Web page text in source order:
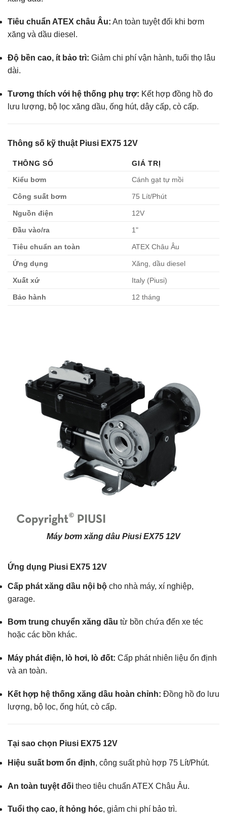
Tiêu chuẩn ATEX châu Âu: An toàn tuyệt đối khi bơm
xăng và dầu diesel.
Độ bền cao, ít bảo trì: Giảm chi phí vận hành, tuổi thọ lâu
dài.
Tương thích với hệ thống phụ trợ: Kết hợp đồng hồ đo
lưu lượng, bộ lọc xăng dầu, ống hút, dây cấp, cò cấp.
Thông số kỹ thuật Piusi EX75 12V
THÔNG SỐ
GIÁ TRỊ
Kiểu bơm
Cánh gạt tự mồi
Công suất bơm 75 Lít/Phút
Nguồn điện 12V
Đầu vào/ra 1"
Tiêu chuẩn an toàn ATEX Châu Âu
Ứng dụng Xăng, dầu diesel
Xuất xứ Italy (Piusi)
Bảo hành 12 tháng
Máy bơm xăng dâu Piusi EX75 12V
Ứng dụng Piusi EX75 12V
Cấp phát xăng dầu nội bộ cho nhà máy, xí nghiệp,
garage.
Bơm trung chuyển xăng dầu từ bồn chứa đến xe téc
hoặc các bồn khác.
Máy phát điện, lò hơi, lò đốt: Cấp phát nhiên liệu ổn định
và an toàn.
Kết hợp hệ thống xăng dầu hoàn chỉnh: Đồng hồ đo lưu
lượng, bộ lọc, ống hút, cò cấp.
Tại sao chọn Piusi EX75 12V
Hiệu suất bơm ổn định, công suất phù hợp 75 Lít/Phút.
An toàn tuyệt đối theo tiêu chuẩn ATEX Châu Âu.
Tuổi thọ cao, ít hỏng hóc, giảm chi phí bảo trì.